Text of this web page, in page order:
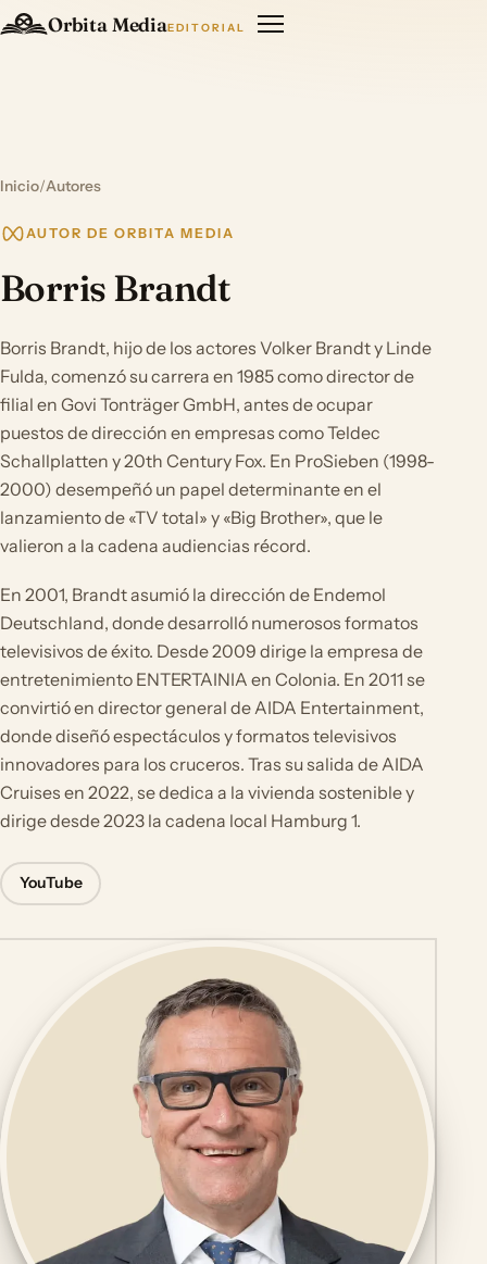
Orbita MediaEDITORIAL
Inicio/Autores
AUTOR DE ORBITA MEDIA
Borris Brandt
Borris Brandt, hijo de los actores Volker Brandt y Linde
Fulda, comenzó su carrera en 1985 como director de
filial en Govi Tonträger GmbH, antes de ocupar
puestos de dirección en empresas como Teldec
Schallplatten y 20th Century Fox. En ProSieben (1998-
2000) desempeñó un papel determinante en el
lanzamiento de «TV total» y «Big Brother», que le
valieron a la cadena audiencias récord.
En 2001, Brandt asumió la dirección de Endemol
Deutschland, donde desarrolló numerosos formatos
televisivos de éxito. Desde 2009 dirige la empresa de
entretenimiento ENTERTAINIA en Colonia. En 2011 se
convirtió en director general de AIDA Entertainment,
donde diseñó espectáculos y formatos televisivos
innovadores para los cruceros. Tras su salida de AIDA
Cruises en 2022, se dedica a la vivienda sostenible y
dirige desde 2023 la cadena local Hamburg 1.
YouTube